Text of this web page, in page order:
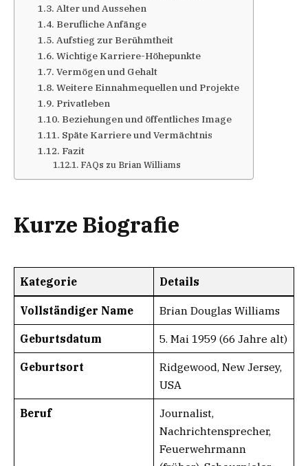
Alter und Aussehen
Berufliche Anfänge
Aufstieg zur Berühmtheit
Wichtige Karriere-Höhepunkte
Vermögen und Gehalt
Weitere Einnahmequellen und Projekte
Privatleben
Beziehungen und öffentliches Image
Späte Karriere und Vermächtnis
Fazit
FAQs zu Brian Williams
Kurze Biografie
Kategorie Details
Vollständiger Name Brian Douglas Williams
Geburtsdatum 5. Mai 1959 (66 Jahre alt)
Geburtsort
Ridgewood, New Jersey,
USA
Beruf
Journalist,
Nachrichtensprecher,
Feuerwehrmann